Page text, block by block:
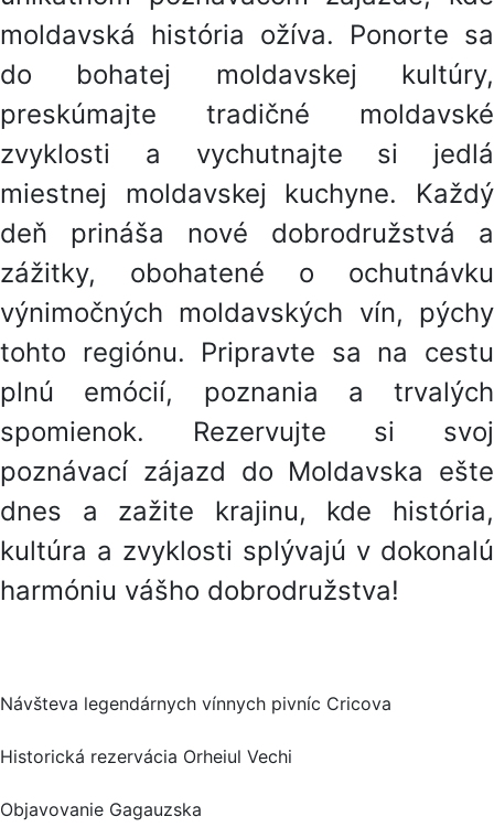
moldavská história ožíva. Ponorte sa
do bohatej moldavskej kultúry,
preskúmajte tradičné moldavské
zvyklosti a vychutnajte si jedlá
miestnej moldavskej kuchyne. Každý
deň prináša nové dobrodružstvá a
zážitky, obohatené o ochutnávku
výnimočných moldavských vín, pýchy
tohto regiónu. Pripravte sa na cestu
plnú emócií, poznania a trvalých
spomienok. Rezervujte si svoj
poznávací zájazd do Moldavska ešte
dnes a zažite krajinu, kde história,
kultúra a zvyklosti splývajú v dokonalú
harmóniu vášho dobrodružstva!
Návšteva legendárnych vínnych pivníc Cricova
Historická rezervácia Orheiul Vechi
Objavovanie Gagauzska